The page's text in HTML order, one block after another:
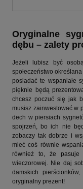
Oryginalne
dębu – zalety
Jeżeli lubisz być
społeczeństwo
posiadać te wspaniałe
pięknie będą
chcesz poczuć się jak
musisz zainwestować w
dech w piersiach
spojrzeń, bo ich nie
zobaczy tak dobrze i
mieć coś równie
również to, że
wieczorowej. Nie daj
damskich
oryginalny prezent!